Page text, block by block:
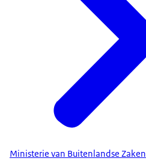
Ministerie van Buitenlandse Zaken